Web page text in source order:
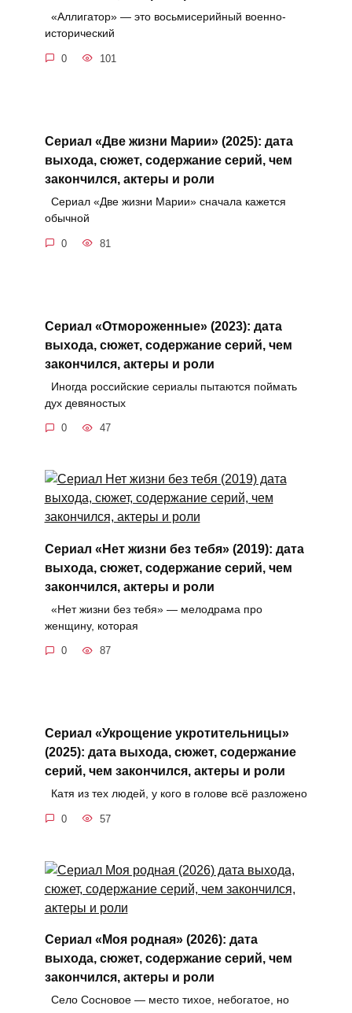
«Аллигатор» — это восьмисерийный военно-
исторический
0 101
Сериал «Две жизни Марии» (2025): дата
выхода, сюжет, содержание серий, чем
закончился, актеры и роли
Сериал «Две жизни Марии» сначала кажется
обычной
0 81
Сериал «Отмороженные» (2023): дата
выхода, сюжет, содержание серий, чем
закончился, актеры и роли
Иногда российские сериалы пытаются поймать
дух девяностых
0 47
Сериал «Нет жизни без тебя» (2019): дата
выхода, сюжет, содержание серий, чем
закончился, актеры и роли
«Нет жизни без тебя» — мелодрама про
женщину, которая
0 87
Сериал «Укрощение укротительницы»
(2025): дата выхода, сюжет, содержание
серий, чем закончился, актеры и роли
Катя из тех людей, у кого в голове всё разложено
0 57
Сериал «Моя родная» (2026): дата
выхода, сюжет, содержание серий, чем
закончился, актеры и роли
Село Сосновое — место тихое, небогатое, но